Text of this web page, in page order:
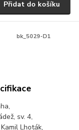
Přidat do košíku
bk_5029-D1
sv. 4,
Lhoták,